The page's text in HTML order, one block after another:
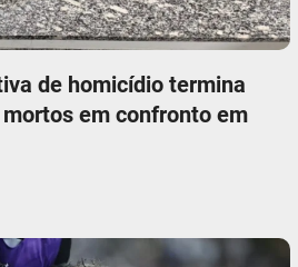
de homicídio termina
em confronto em